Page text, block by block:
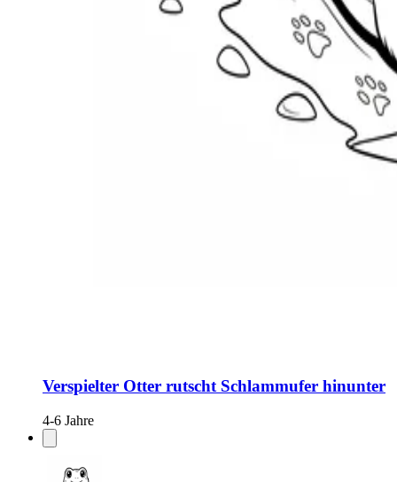
Verspielter Otter rutscht Schlammufer hinunter
4-6 Jahre